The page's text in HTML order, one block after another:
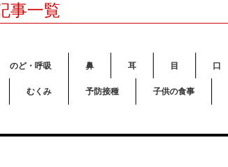
事一覧
のど・呼吸 鼻 耳 目 口
むくみ 予防接種 子供の食事